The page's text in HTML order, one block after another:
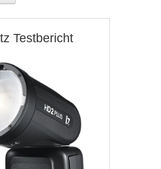
Testbericht